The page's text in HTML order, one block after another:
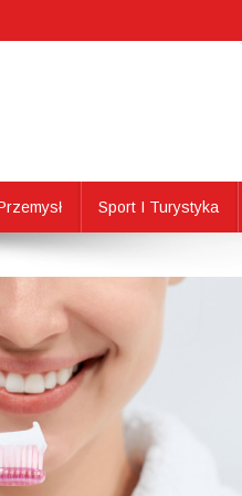
Sport I Turystyka